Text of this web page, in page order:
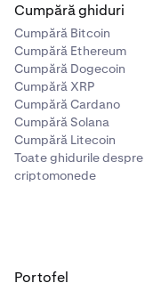
Cumpără ghiduri
Cumpără Bitcoin
Cumpără Ethereum
Cumpără Dogecoin
Cumpără XRP
Cumpără Cardano
Cumpără Solana
Cumpără Litecoin
Toate ghidurile despre
criptomonede
Portofel